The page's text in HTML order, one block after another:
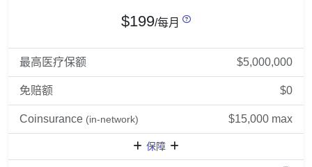
$199/每月
最高医疗保额 $5,000,000
免赔额 $0
Coinsurance (in-network) $15,000 max
保障